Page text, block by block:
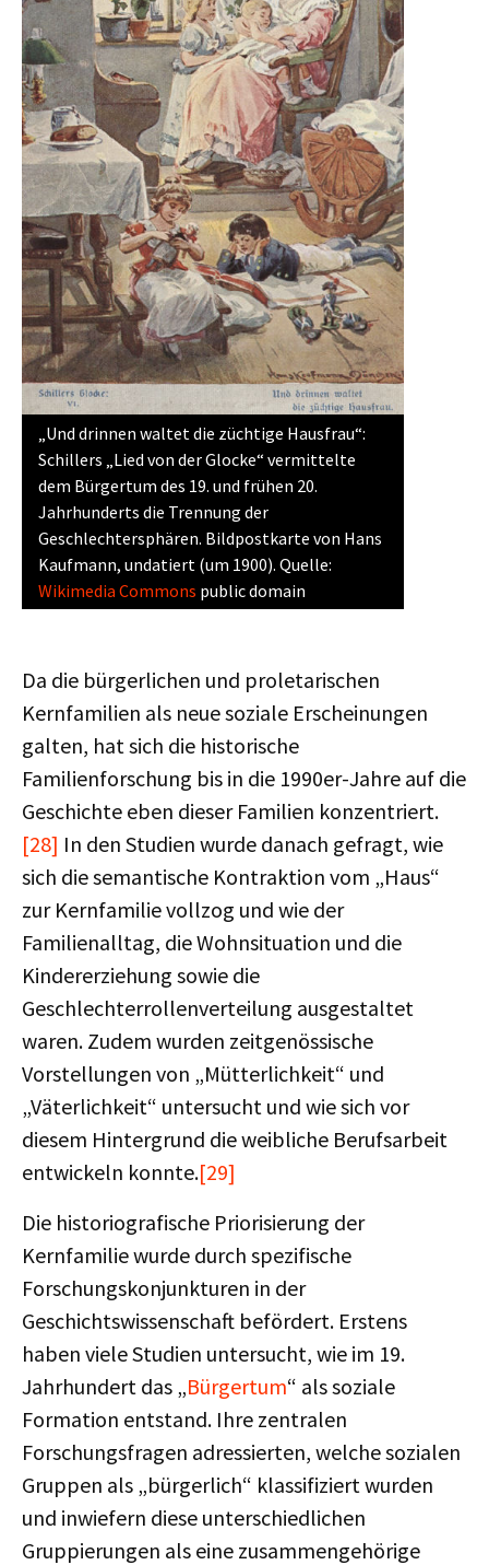
„Und drinnen waltet die züchtige Hausfrau“:
Schillers „Lied von der Glocke“ vermittelte
dem Bürgertum des 19. und frühen 20.
Jahrhunderts die Trennung der
Geschlechtersphären. Bildpostkarte von Hans
Kaufmann, undatiert (um 1900). Quelle:
Wikimedia Commons public domain
Da die bürgerlichen und proletarischen
Kernfamilien als neue soziale Erscheinungen
galten, hat sich die historische
Familienforschung bis in die 1990er-Jahre auf die
Geschichte eben dieser Familien konzentriert.
[28] In den Studien wurde danach gefragt, wie
sich die semantische Kontraktion vom „Haus“
zur Kernfamilie vollzog und wie der
Familienalltag, die Wohnsituation und die
Kindererziehung sowie die
Geschlechterrollenverteilung ausgestaltet
waren. Zudem wurden zeitgenössische
Vorstellungen von „Mütterlichkeit“ und
„Väterlichkeit“ untersucht und wie sich vor
diesem Hintergrund die weibliche Berufsarbeit
entwickeln konnte.[29]
Die historiografische Priorisierung der
Kernfamilie wurde durch spezifische
Forschungskonjunkturen in der
Geschichtswissenschaft befördert. Erstens
haben viele Studien untersucht, wie im 19.
Jahrhundert das „Bürgertum“ als soziale
Formation entstand. Ihre zentralen
Forschungsfragen adressierten, welche sozialen
Gruppen als „bürgerlich“ klassifiziert wurden
und inwiefern diese unterschiedlichen
Gruppierungen als eine zusammengehörige